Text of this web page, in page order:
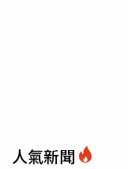
人氣新聞